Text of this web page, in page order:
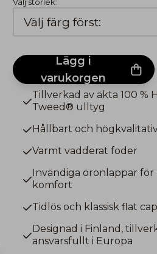
Lägg i
varukorgen
Tillverkad av äkta 100 %
Tweed® ulltyg
Hållbart och
Varmt vadderat foder
Invändiga öronlappar för
komfort
Tidlös och klassisk flat
Designad i Finland,
ansvarsfullt i Europa